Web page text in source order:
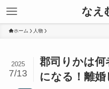
なえ
ホーム 人物
郡司りかは何
になる！離婚
2025
7/13